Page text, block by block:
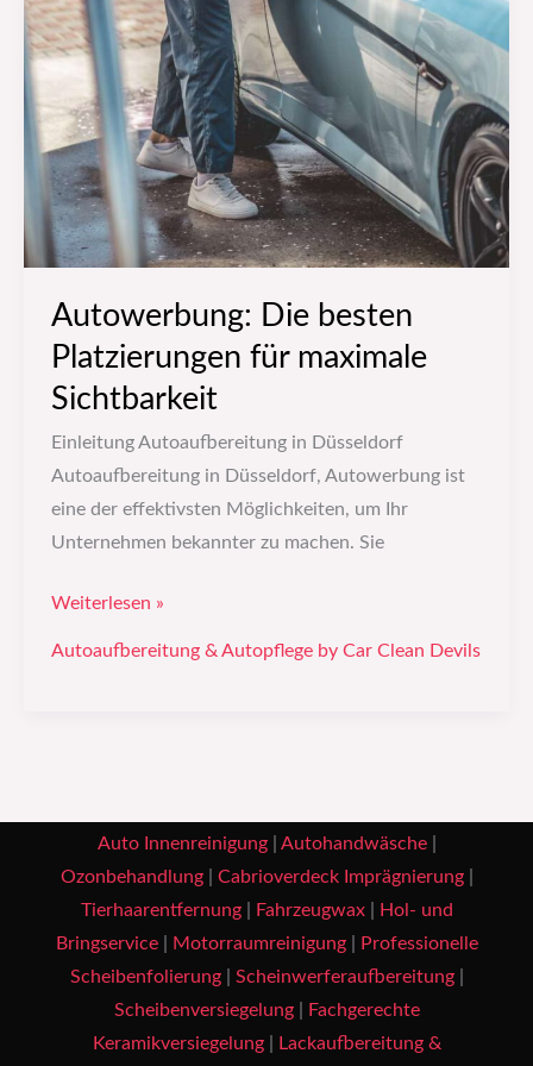
Autowerbung: Die besten
Platzierungen für maximale
Sichtbarkeit
Einleitung Autoaufbereitung in Düsseldorf
Autoaufbereitung in Düsseldorf, Autowerbung ist
eine der effektivsten Möglichkeiten, um Ihr
Unternehmen bekannter zu machen. Sie
Weiterlesen »
Autoaufbereitung & Autopflege by Car Clean Devils
Auto Innenreinigung| Autohandwäsche|
Ozonbehandlung| Cabrioverdeck Imprägnierung|
Tierhaarentfernung| Fahrzeugwax|
Hol- und
Bringservice| Motorraumreinigung|
Professionelle
Scheibenfolierung| Scheinwerferaufbereitung|
Scheibenversiegelung|
Fachgerechte
Keramikversiegelung| Lackaufbereitung &